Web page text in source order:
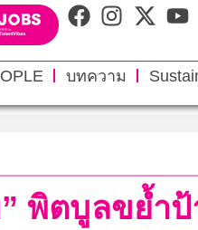
บทความ
พิตบูลขย้ำป้